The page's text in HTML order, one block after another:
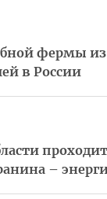
фермы
в России
–